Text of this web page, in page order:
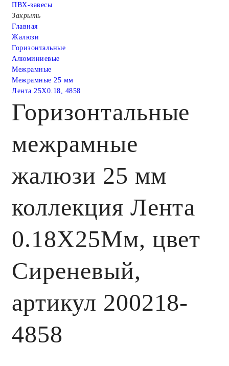
ПВХ-завесы
Закрыть
Главная
Жалюзи
Горизонтальные
Алюминиевые
Межрамные
Межрамные 25 мм
Лента 25X0.18, 4858
Горизонтальные
межрамные
жалюзи 25 мм
коллекция Лента
0.18X25Мм, цвет
Сиреневый,
артикул 200218-
4858